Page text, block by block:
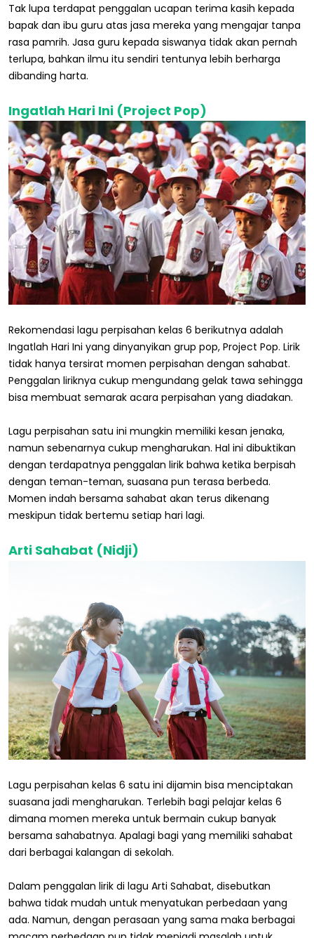
Tak lupa terdapat penggalan ucapan terima kasih kepada
bapak dan ibu guru atas jasa mereka yang mengajar tanpa
rasa pamrih. Jasa guru kepada siswanya tidak akan pernah
terlupa, bahkan ilmu itu sendiri tentunya lebih berharga
dibanding harta.
Ingatlah Hari Ini (Project Pop)
Rekomendasi lagu perpisahan kelas 6 berikutnya adalah
Ingatlah Hari Ini yang dinyanyikan grup pop, Project Pop. Lirik
tidak hanya tersirat momen perpisahan dengan sahabat.
Penggalan liriknya cukup mengundang gelak tawa sehingga
bisa membuat semarak acara perpisahan yang diadakan.
Lagu perpisahan satu ini mungkin memiliki kesan jenaka,
namun sebenarnya cukup mengharukan. Hal ini dibuktikan
dengan terdapatnya penggalan lirik bahwa ketika berpisah
dengan teman-teman, suasana pun terasa berbeda.
Momen indah bersama sahabat akan terus dikenang
meskipun tidak bertemu setiap hari lagi.
Arti Sahabat (Nidji)
Lagu perpisahan kelas 6 satu ini dijamin bisa menciptakan
suasana jadi mengharukan. Terlebih bagi pelajar kelas 6
dimana momen mereka untuk bermain cukup banyak
bersama sahabatnya. Apalagi bagi yang memiliki sahabat
dari berbagai kalangan di sekolah.
Dalam penggalan lirik di lagu Arti Sahabat, disebutkan
bahwa tidak mudah untuk menyatukan perbedaan yang
ada. Namun, dengan perasaan yang sama maka berbagai